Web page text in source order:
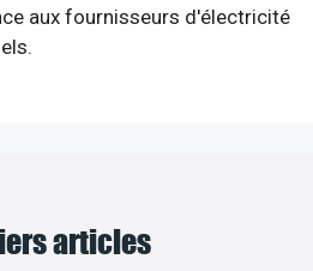
aux fournisseurs d'électricité
articles